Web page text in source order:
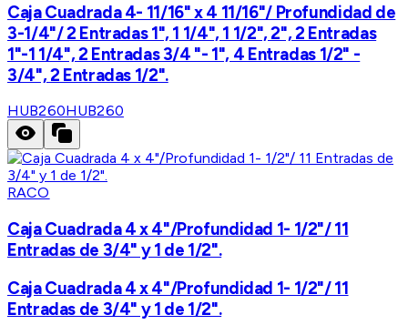
Caja Cuadrada 4- 11/16" x 4 11/16"/ Profundidad de
3-1/4"/ 2 Entradas 1", 1 1/4", 1 1/2", 2", 2 Entradas
1"-1 1/4", 2 Entradas 3/4 "- 1", 4 Entradas 1/2" -
3/4", 2 Entradas 1/2".
HUB260HUB260
RACO
Caja Cuadrada 4 x 4"/Profundidad 1- 1/2"/ 11
Entradas de 3/4" y 1 de 1/2".
Caja Cuadrada 4 x 4"/Profundidad 1- 1/2"/ 11
Entradas de 3/4" y 1 de 1/2".